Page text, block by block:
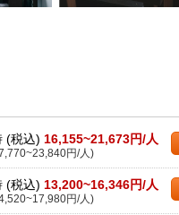
(税込) 16,155~21,673円/人
円/人)
(税込) 13,200~16,346円/人
円/人)